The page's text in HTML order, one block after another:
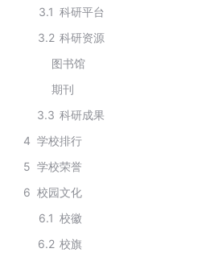
3.1 科研平台
3.2 科研资源
图书馆
期刊
3.3 科研成果
4 学校排行
5 学校荣誉
6 校园文化
6.1 校徽
6.2 校旗